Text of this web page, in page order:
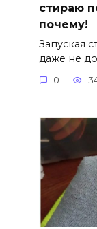
стираю
почему!
Запуская
даже не
0